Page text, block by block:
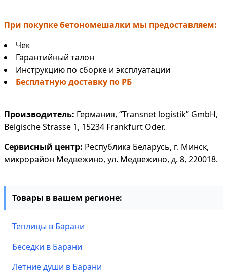
При покупке бетономешалки мы предоставляем:
Чек
Гарантийный талон
Инструкцию по сборке и эксплуатации
Бесплатную доставку по РБ
Производитель: Германия, “Transnet logistik” GmbH,
Belgische Strasse 1, 15234 Frankfurt Oder.
Сервисный центр: Республика Беларусь, г. Минск,
микрорайон Медвежино, ул. Медвежино, д. 8, 220018.
Товары в вашем регионе:
Теплицы в Барани
Беседки в Барани
Летние души в Барани